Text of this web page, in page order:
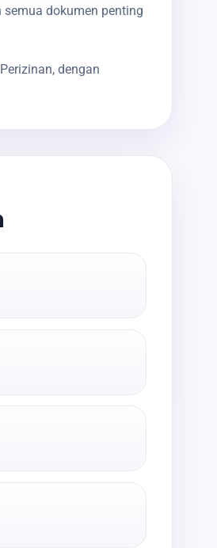
dokumen penting
dengan